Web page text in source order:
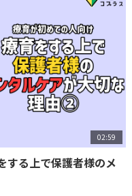
02:59
する上で保護者様のメ